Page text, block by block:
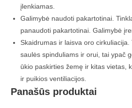
įlenkiamas.
Galimybė naudoti pakartotinai.
panaudoti pakartotinai. Galimybė
Skaidrumas ir laisva oro
saulės spinduliams ir orui, tai ypač
ūkio paskirties žemę ir kitas vietas,
ir puikios ventiliacijos.
Panašūs produktai